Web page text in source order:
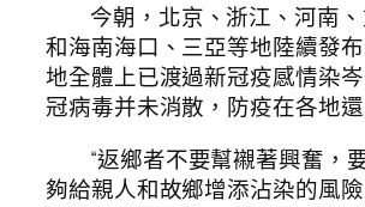
今朝，北京、浙江、河南
和海南海口、三亞等地陸續發
地全體上已渡過新冠疫感情染
冠病毒并未消散，防疫在各地還
“返鄉者不要幫襯著興奮，
夠給親人和故鄉增添沾染的風